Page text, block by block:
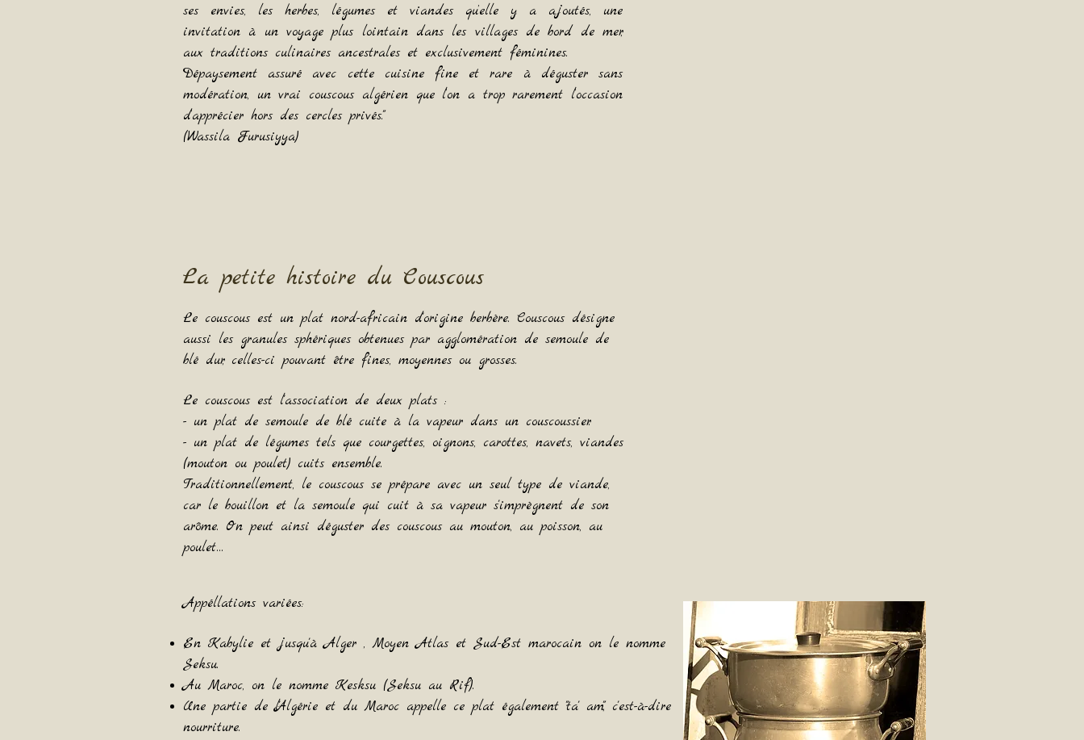
ses envies, les herbes, légumes et viandes qu’elle y a ajoutés, une
invitation à un voyage plus lointain dans les villages de bord de mer,
aux traditions culinaires ancestrales et exclusivement féminines.
Dépaysement assuré avec cette cuisine fine et rare à déguster sans
modération, un vrai couscous algérien que l’on a trop rarement l’occasion
d’apprécier hors des cercles privés."
(Wassila Furusiyya)
La petite histoire du Couscous
Le couscous est un plat nord-africain d'origine berbère. Couscous désigne
aussi les granules sphériques obtenues par agglomération de semoule de
blé dur, celles-ci pouvant être fines, moyennes ou grosses.
Le couscous est l'association de deux plats :
- un plat de semoule de blé cuite à la vapeur dans un couscoussier.
- un plat de légumes tels que courgettes, oignons, carottes, navets, viandes
(mouton ou poulet) cuits ensemble.
Traditionnellement, le couscous se prépare avec un seul type de viande,
car le bouillon et la semoule qui cuit à sa vapeur s'imprègnent de son
arôme. On peut ainsi déguster des couscous au mouton, au poisson, au
poulet…
Appéllations variées:
En Kabylie et jusqu'à Alger , Moyen Atlas et Sud-Est marocain on le nomme
Seksu.
Au Maroc, on le nomme Kesksu (Seksu au Rif).
Une partie de l'Algérie et du Maroc appelle ce plat également "ta' am", c'est-à-dire
nourriture.